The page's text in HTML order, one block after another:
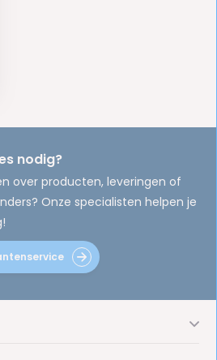
nodig?
over producten, leveringen of
Onze specialisten helpen je